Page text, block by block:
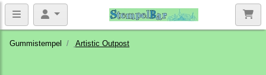
Gummistempel Artistic Outpost